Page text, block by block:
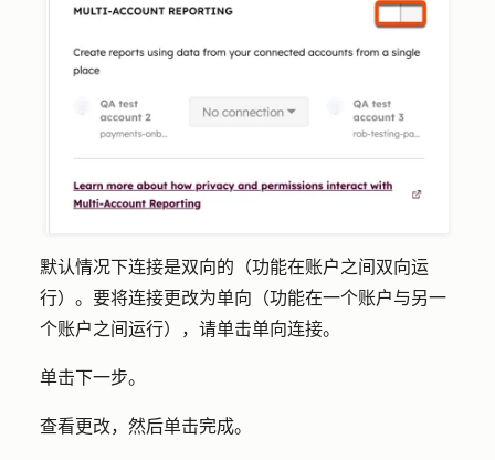
默认情况下连接是双向的（功能在账户之间双向运
行）。要将连接更改为单向（功能在一个账户与另一
个账户之间运行），请单击单向连接。
单击下一步。
查看更改，然后单击完成。